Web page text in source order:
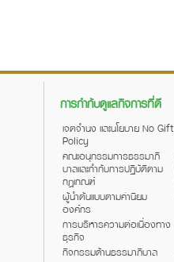
การกำกับดูแลกิจการที่ดี
เจตจำนง และนโยบาย No Gift
Policy
คณะอนุกรรมการธรรมาภิ
บาลและกำกับการปฏิบัติตาม
กฎเกณฑ์
ผู้นำต้นแบบตามค่านิยม
องค์กร
การบริหารความต่อเนื่องทาง
ธุรกิจ
กิจกรรมด้านธรรมาภิบาล